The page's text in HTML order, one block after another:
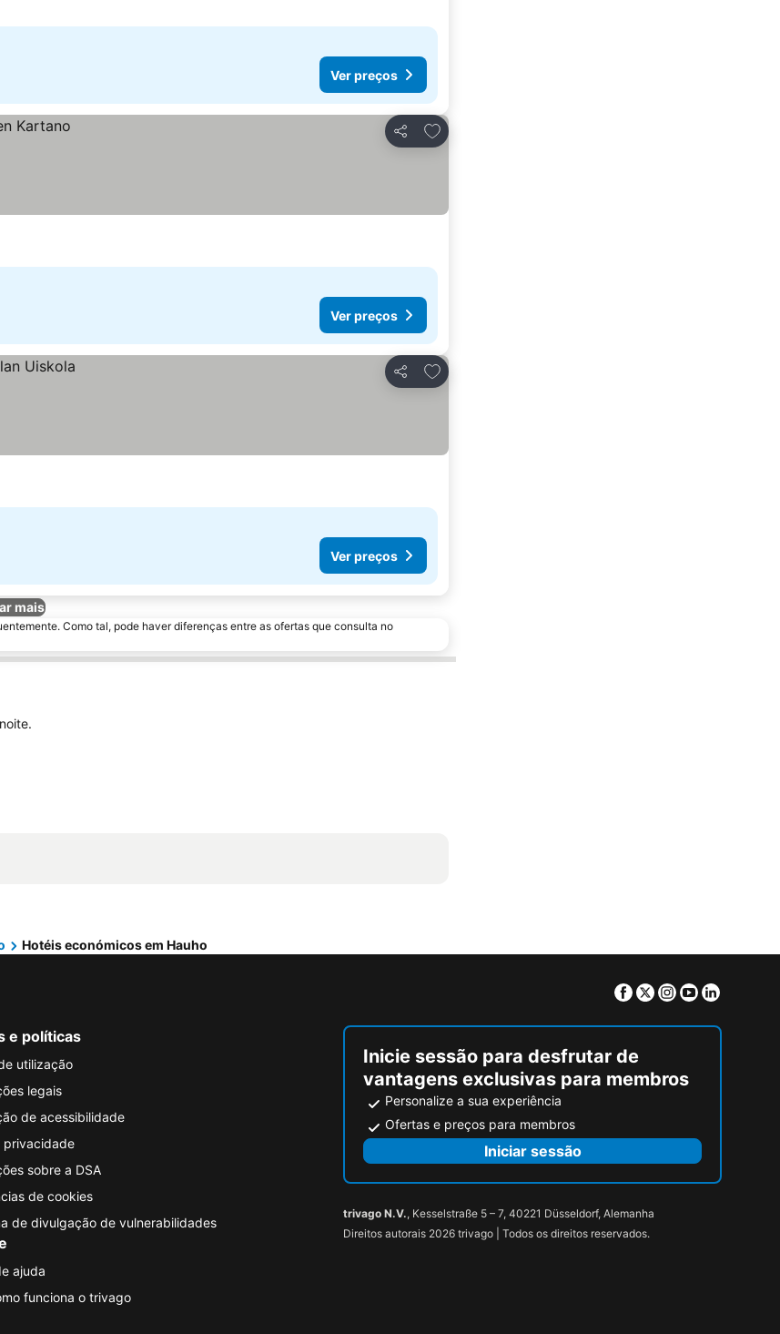
Ver preços
Partilhar
Adicionar aos favoritos
Ver preços
Partilhar
Adicionar aos favoritos
Ver preços
mais
Como tal, pode haver diferenças entre as ofertas que consulta no
Hotéis económicos em Hauho
Facebook
TwitterInstagram
Youtube
e políticas
utilização
legais
de acessibilidade
privacidade
sobre a DSA
de cookies
de divulgação de vulnerabilidades
ajuda
funciona o trivago
Inicie sessão para desfrutar de
vantagens exclusivas para membros
Personalize a sua experiência
Ofertas e preços para membros
Iniciar sessão
trivago N.V., Kesselstraße 5 – 7, 40221 Düsseldorf, Alemanha
Direitos autorais 2026 trivago | Todos os direitos reservados.